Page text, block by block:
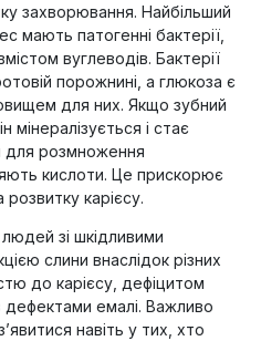
захворювання. Найбільший
мають патогенні бактерії,
вуглеводів. Бактерії
порожнині, а глюкоза є
для них. Якщо зубний
мінералізується і стає
розмноження
кислоти. Це прискорює
карієсу.
зі шкідливими
слини внаслідок різних
до карієсу, дефіцитом
емалі. Важливо
навіть у тих, хто